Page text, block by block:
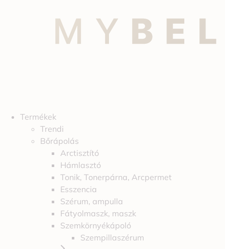
Termékek
Trendi
Bőrápolás
Arctisztító
Hámlasztó
Tonik, Tonerpárna, Arcpermet
Esszencia
Szérum, ampulla
Fátyolmaszk, maszk
Szemkörnyékápoló
Szempillaszérum